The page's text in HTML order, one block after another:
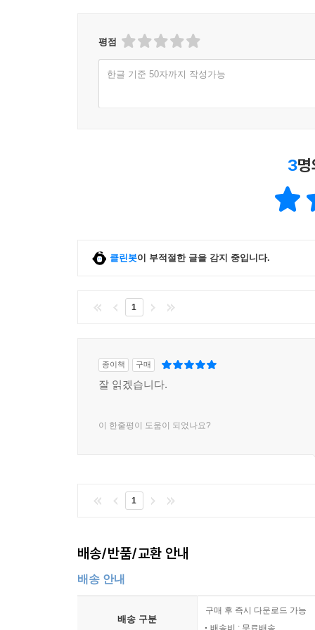
평점
한글 기준 50자까지 작성가능
3
클린봇이 부적절한 글을 감지 중입니다.
1
종이책 구매
잘 읽겠습니다.
이 한줄평이 도움이 되었나요?
1
배송/반품/교환 안내
배송 안내
배송 구분
구매 후 즉시 다운로드 가능